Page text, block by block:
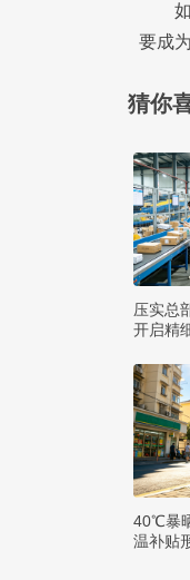
要成
猜你
压实总
开启精
40℃暴
温补贴